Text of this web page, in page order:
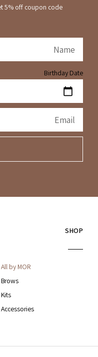
5% off coupon code
Birthday Date
SHOP
All by MOR
Brows
Kits
Accessories